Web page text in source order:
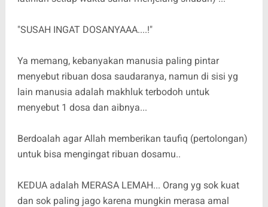
"SUSAH INGAT DOSANYAAA....!"
Ya memang, kebanyakan manusia paling pintar
menyebut ribuan dosa saudaranya, namun di sisi yg
lain manusia adalah makhluk terbodoh untuk
menyebut 1 dosa dan aibnya...
Berdoalah agar Allah memberikan taufiq (pertolongan)
untuk bisa mengingat ribuan dosamu..
KEDUA adalah MERASA LEMAH... Orang yg sok kuat
dan sok paling jago karena mungkin merasa amal